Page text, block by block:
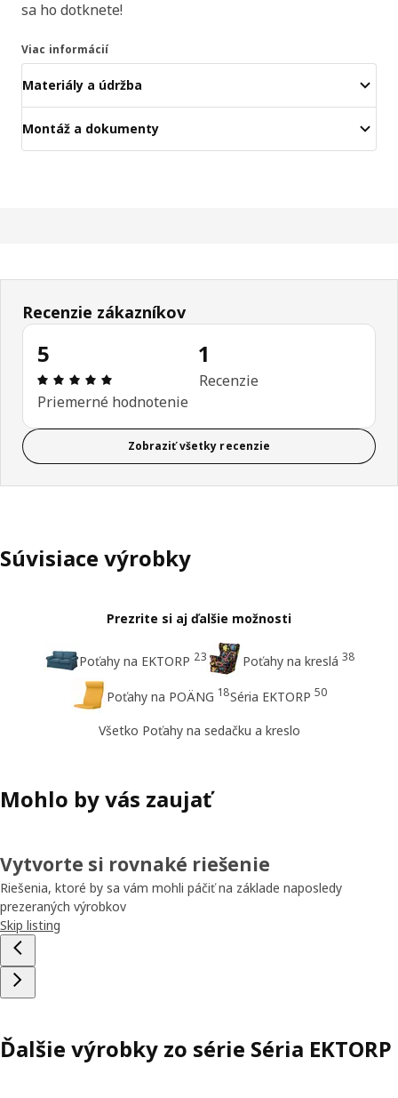
sa ho dotknete!
Viac informácií
Materiály a údržba
Montáž a dokumenty
Recenzie zákazníkov
5
Hodnotenie: 5 z 5 hviezdičiek. Celkový počet
Priemerné hodnotenie
1
Recenzie
Zobraziť všetky recenzie
Súvisiace výrobky
Prezrite si aj ďalšie možnosti
Poťahy na EKTORP 23 Poťahy na kreslá 38
Poťahy na POÄNG 18Séria EKTORP 50
Všetko Poťahy na sedačku a kreslo
Mohlo by vás zaujať
Vytvorte si rovnaké riešenie
Riešenia, ktoré by sa vám mohli páčiť na základe naposledy
prezeraných výrobkov
Skip listing
Ďalšie výrobky zo série Séria EKTORP